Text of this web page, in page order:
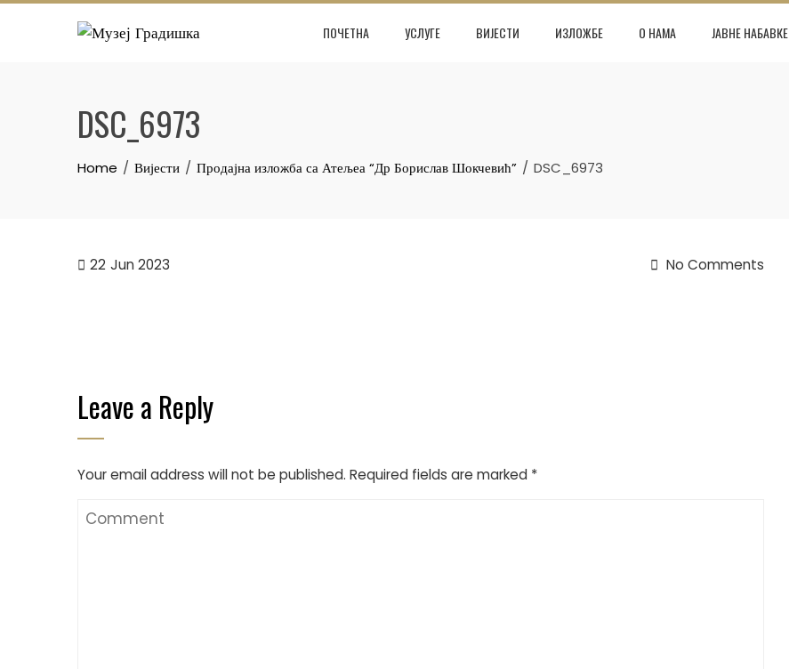
Skip
ПОЧЕТНА УСЛУГЕ ВИЈЕСТИ ИЗЛОЖБЕ О НАМА ЈАВНЕ НАБАВКЕ
DSC_6973
Home Вијести Продајна изложба са Атељеа “Др Борислав Шокчевић” DSC_6973
22 Jun 2023 No Comments
Leave a Reply
Your email address will not be published. Required fields are marked *